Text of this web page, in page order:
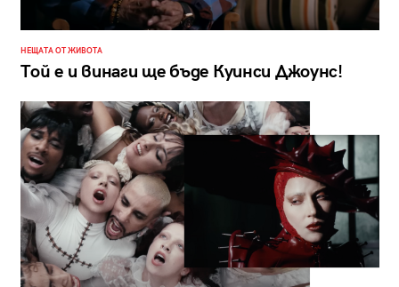
НЕЩАТА ОТ ЖИВОТА
Той е и винаги ще бъде Куинси Джоунс!